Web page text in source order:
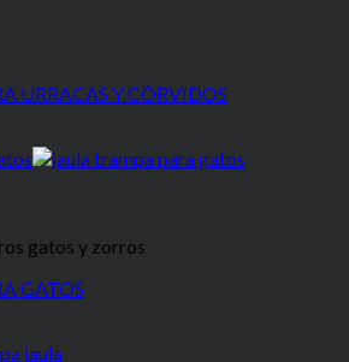
URRACAS Y CÓRVIDOS
gatos y zorros
GATOS